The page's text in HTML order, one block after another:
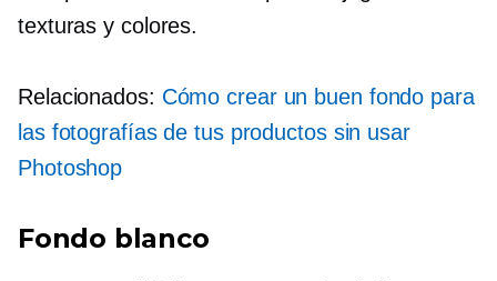
texturas y colores.
Relacionados: Cómo crear un buen fondo para
las fotografías de tus productos sin usar
Photoshop
Fondo blanco